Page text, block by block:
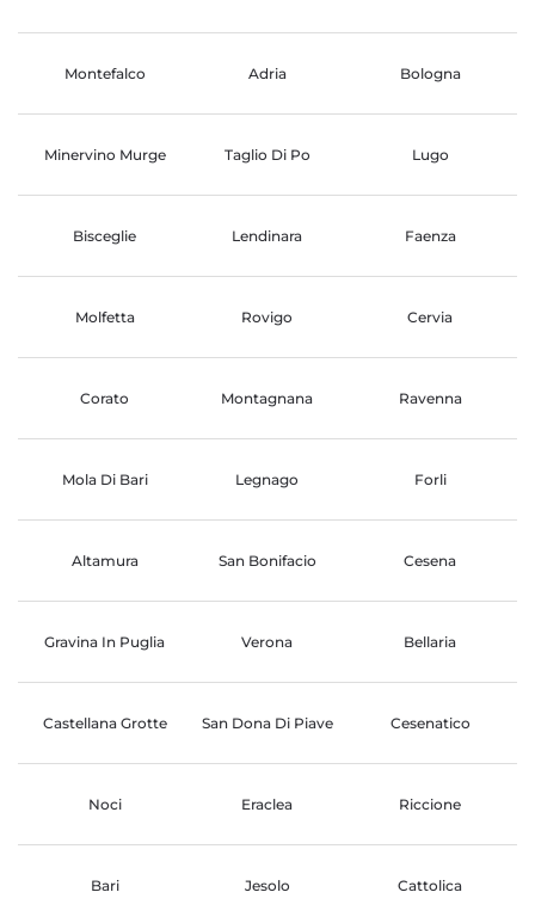
Montefalco Adria Bologna
Minervino Murge Taglio Di Po Lugo
Bisceglie Lendinara Faenza
Molfetta Rovigo Cervia
Corato Montagnana Ravenna
Mola Di Bari Legnago Forli
Altamura San Bonifacio Cesena
Gravina In Puglia Verona Bellaria
Castellana Grotte San Dona Di Piave Cesenatico
Noci Eraclea Riccione
Bari Jesolo Cattolica